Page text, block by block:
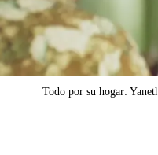
Todo por su hogar: